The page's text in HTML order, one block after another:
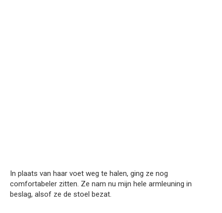
In plaats van haar voet weg te halen, ging ze nog
comfortabeler zitten. Ze nam nu mijn hele armleuning in
beslag, alsof ze de stoel bezat.